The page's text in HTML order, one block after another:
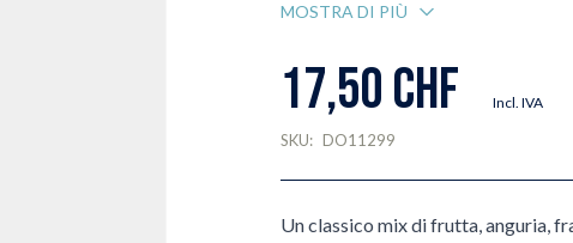
MOSTRA DI PIÙ
17,50 CHF Incl. IVA
SKU: DO11299
Un classico mix di frutta, anguria,